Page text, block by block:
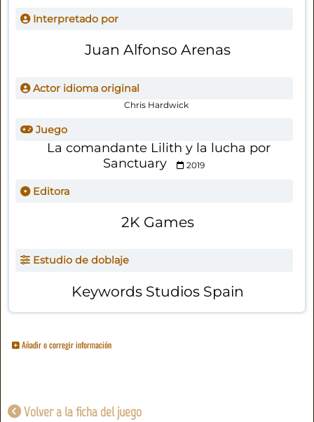
Interpretado por
Juan Alfonso Arenas
Actor idioma original
Chris Hardwick
Juego
La comandante Lilith y la lucha por
Sanctuary
2019
Editora
2K Games
Estudio de doblaje
Keywords Studios Spain
Añadir o corregir información
Volver a la ficha del juego